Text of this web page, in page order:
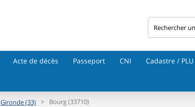
Acte de décès Passeport CNI Cadastre / PLU
Gironde (33) > Bourg (33710)